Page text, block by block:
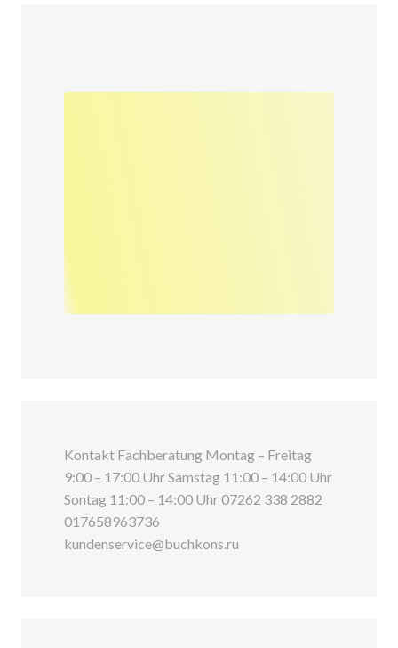
Kontakt Fachberatung Montag – Freitag
9:00 – 17:00 Uhr Samstag 11:00 – 14:00 Uhr
Sontag 11:00 – 14:00 Uhr 07262 338 2882
017658963736
kundenservice@buchkons.ru